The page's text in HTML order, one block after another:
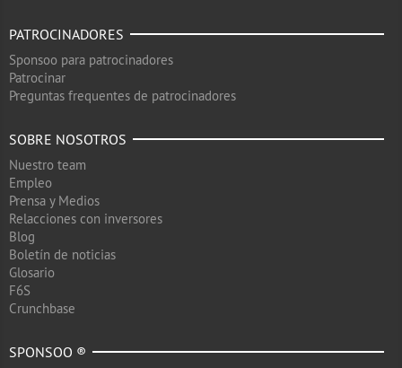
PATROCINADORES
Sponsoo para patrocinadores
Patrocinar
Preguntas frequentes de patrocinadores
SOBRE NOSOTROS
Nuestro team
Empleo
Prensa y Medios
Relacciones con inversores
Blog
Boletín de noticias
Glosario
F6S
Crunchbase
SPONSOO ®